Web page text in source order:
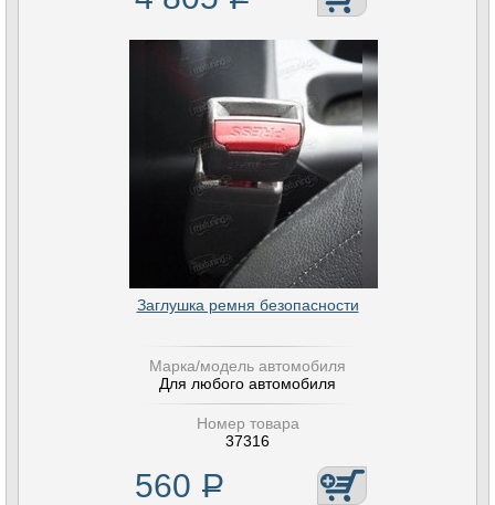
Заглушка ремня безопасности
Марка/модель автомобиля
Для любого автомобиля
Номер товара
37316
560 Р